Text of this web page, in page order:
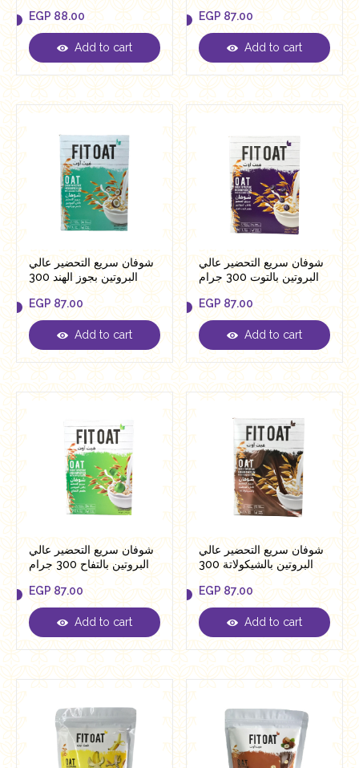
EGP 88.00
EGP 88.00
Add to cart
من فيت اوت
EGP 87.00
EGP 87.00
Add to cart
شوفان سريع التحضير عالي
البروتين بجوز الهند 300
جرام من فيت اوت
EGP 87.00
EGP 87.00
Add to cart
شوفان سريع التحضير عالي
البروتين بالتوت 300 جرام
من فيت اوت
EGP 87.00
EGP 87.00
Add to cart
شوفان سريع التحضير عالي
البروتين بالتفاح 300 جرام
من فيت اوت
EGP 87.00
EGP 87.00
Add to cart
شوفان سريع التحضير عالي
البروتين بالشيكولاتة 300
جرام من فيت اوت
EGP 87.00
EGP 87.00
Add to cart